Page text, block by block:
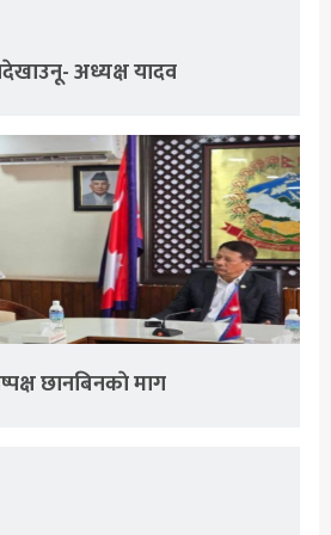
अध्यक्ष यादव
छानबिनकाे माग